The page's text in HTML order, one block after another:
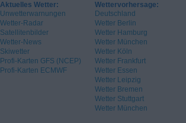
Aktuelles Wetter:
Unwetterwarnungen
Wetter-Radar
Satellitenbilder
Wetter-News
Skiwetter
Profi-Karten GFS (NCEP)
Profi-Karten ECMWF
Wettervorhersage:
Deutschland
Wetter Berlin
Wetter Hamburg
Wetter München
Wetter Köln
Wetter Frankfurt
Wetter Essen
Wetter Leipzig
Wetter Bremen
Wetter Stuttgart
Wetter München